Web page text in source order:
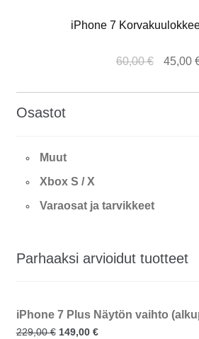
iPhone 7
60,00€ 45,00
Osastot
Muut
Xbox S / X
Varaosat ja tarvikkeet
Parhaaksi arvioidut tuotteet
iPhone 7 Plus Näytön vaihto
229,00€ 149,00 €